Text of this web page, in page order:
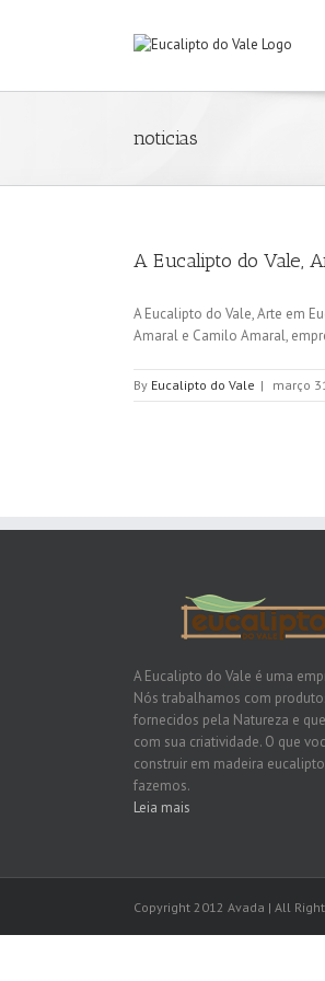
noticias
A Eucalipto do Vale,
A Eucalipto do Vale, Arte em
Amaral e Camilo Amaral,
By Eucalipto do Vale | março
A Eucalipto do Vale é uma
Nós trabalhamos com
fornecidos pela Natureza e
com sua criatividade. O que
construir em madeira
fazemos.
Leia mais
Copyright 2012 Avada | All